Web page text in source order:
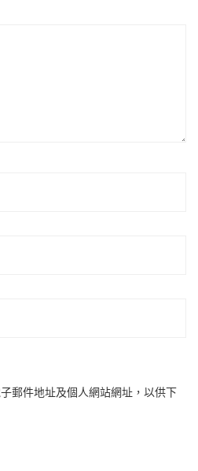
郵件地址及個人網站網址，以供下